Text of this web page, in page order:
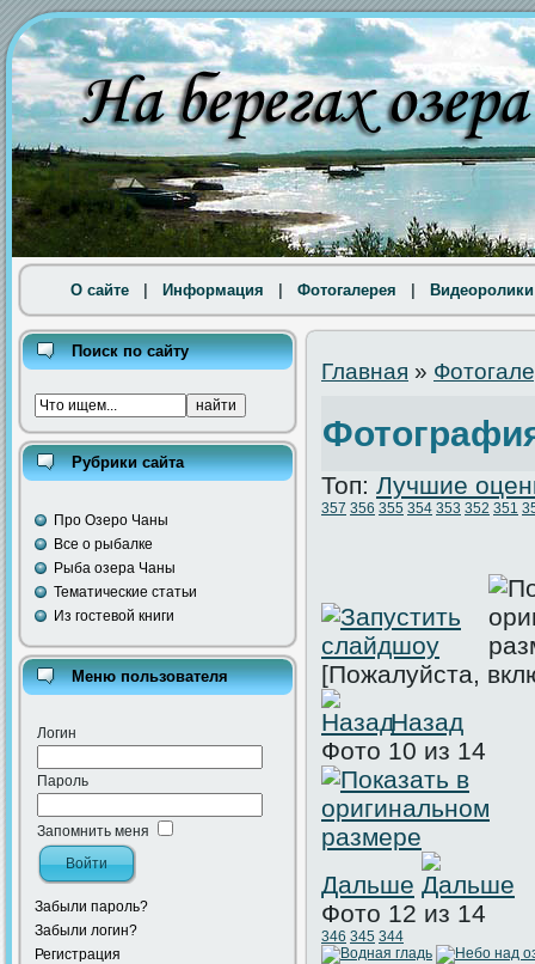
О сайте Информация Фотогалерея Видеоролики
Поиск по сайту
Рубрики сайта
Про Озеро Чаны
Все о рыбалке
Рыба озера Чаны
Тематические статьи
Из гостевой книги
Меню пользователя
Логин
Пароль
Запомнить меня
Забыли пароль?
Забыли логин?
Регистрация
Главная »
Топ: Лучшие
357 356 355 354 353 352 351
[Пожалуйста,
Назад
Фото 10 из 14
Дальше
Фото 12 из 14
346 345 344